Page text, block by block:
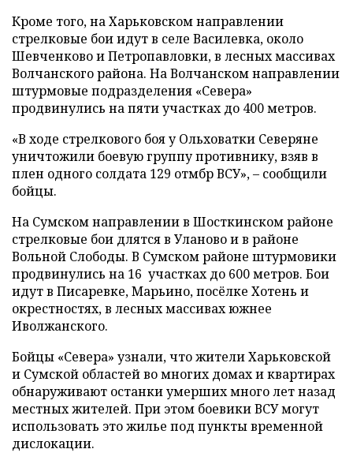
Кроме того, на Харьковском направлении
стрелковые бои идут в селе Василевка, около
Шевченково и Петропавловки, в лесных массивах
Волчанского района. На Волчанском направлении
штурмовые подразделения «Севера»
продвинулись на пяти участках до 400 метров.
«В ходе стрелкового боя у Ольховатки Северяне
уничтожили боевую группу противнику, взяв в
плен одного солдата 129 отмбр ВСУ», – сообщили
бойцы.
На Сумском направлении в Шосткинском районе
стрелковые бои длятся в Уланово и в районе
Вольной Слободы. В Сумском районе штурмовики
продвинулись на 16 участках до 600 метров. Бои
идут в Писаревке, Марьино, посёлке Хотень и
окрестностях, в лесных массивах южнее
Иволжанского.
Бойцы «Севера» узнали, что жители Харьковской
и Сумской областей во многих домах и квартирах
обнаруживают останки умерших много лет назад
местных жителей. При этом боевики ВСУ могут
использовать это жилье под пункты временной
дислокации.